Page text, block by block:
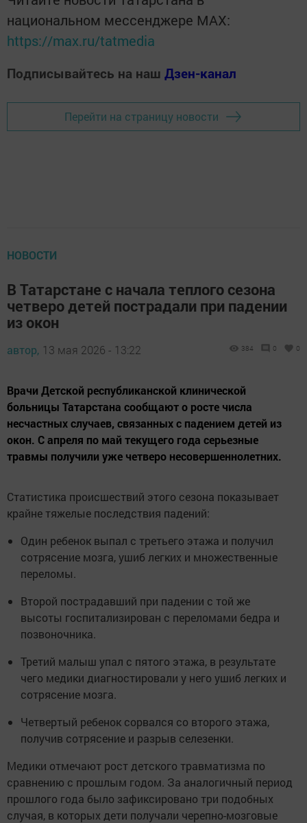
национальном мессенджере MАХ:
https://max.ru/tatmedia
Подписывайтесь на наш Дзен-канал
Перейти на страницу новости
НОВОСТИ
В Татарстане с начала теплого сезона
четверо детей пострадали при падении
из окон
автор, 13 мая 2026 - 13:22 384 0 0
Врачи Детской республиканской клинической
больницы Татарстана сообщают о росте числа
несчастных случаев, связанных с падением детей из
окон. С апреля по май текущего года серьезные
травмы получили уже четверо несовершеннолетних.
Статистика происшествий этого сезона показывает
крайне тяжелые последствия падений:
Один ребенок выпал с третьего этажа и получил
сотрясение мозга, ушиб легких и множественные
переломы.
Второй пострадавший при падении с той же
высоты госпитализирован с переломами бедра и
позвоночника.
Третий малыш упал с пятого этажа, в результате
чего медики диагностировали у него ушиб легких и
сотрясение мозга.
Четвертый ребенок сорвался со второго этажа,
получив сотрясение и разрыв селезенки.
Медики отмечают рост детского травматизма по
сравнению с прошлым годом. За аналогичный период
прошлого года было зафиксировано три подобных
случая, в которых дети получали черепно-мозговые